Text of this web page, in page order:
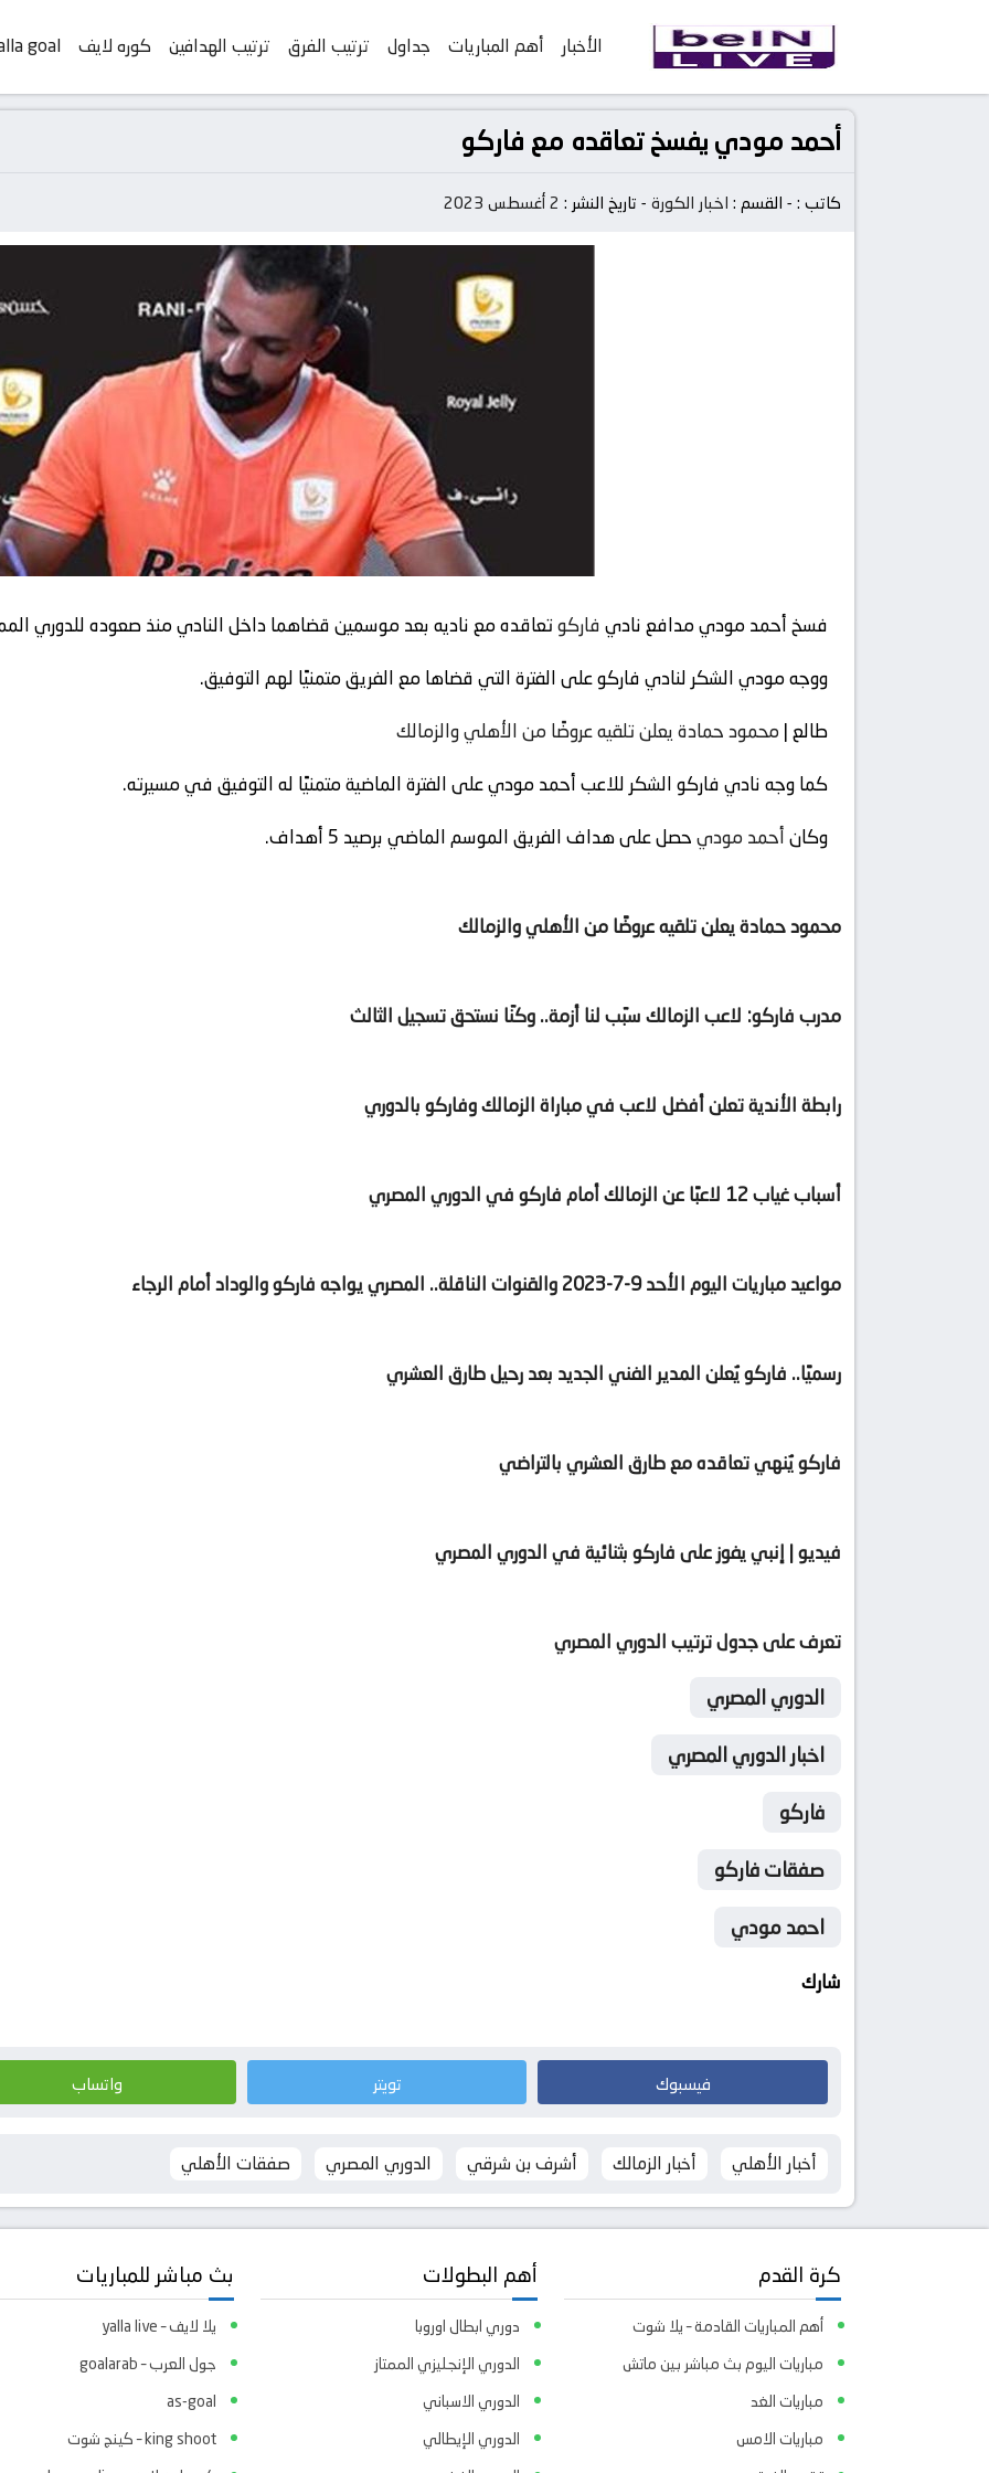
الأخبار أهم المباريات جداول ترتيب الفرق ترتيب الهدافين كوره لايف goal
أحمد مودي يفسخ تعاقده مع فاركو
كاتب : - القسم : اخبار الكورة - تاريخ النشر : 2 أغسطس 2023
فسخ أحمد مودي مدافع ناديفاركوتعاقده مع ناديه بعد موسمين قضاهما داخل النادي منذ صعوده للدوري
ووجه مودي الشكر لنادي فاركو على الفترة التي قضاها مع الفريق متمنيًا لهم التوفيق.
طالع | محمود حمادة يعلن تلقيه عروضًا من الأهلي والزمالك
كما وجه نادي فاركو الشكر للاعب أحمد مودي على الفترة الماضية متمنيًا له التوفيق في مسيرته.
وكانأحمد موديحصل على هداف الفريق الموسم الماضي برصيد 5 أهداف.
محمود حمادة يعلن تلقيه عروضًا من الأهلي والزمالك
مدرب فاركو: لاعب الزمالك سبّب لنا أزمة.. وكنّا نستحق تسجيل الثالث
رابطة الأندية تعلن أفضل لاعب في مباراة الزمالك وفاركو بالدوري
أسباب غياب 12 لاعبًا عن الزمالك أمام فاركو في الدوري المصري
مواعيد مباريات اليوم الأحد 9-7-2023 والقنوات الناقلة.. المصري يواجه فاركو والوداد أمام الرجاء
رسميًا.. فاركو يُعلن المدير الفني الجديد بعد رحيل طارق العشري
فاركو يُنهي تعاقده مع طارق العشري بالتراضي
فيديو | إنبي يفوز على فاركو بثنائية في الدوري المصري
تعرف على جدول ترتيب الدوري المصري
الدوري المصري
اخبار الدوري المصري
فاركو
صفقات فاركو
احمد مودي
شارك
فيسبوك تويتر واتساب
أخبار الأهلي أخبار الزمالك أشرف بن شرقي الدوري المصري صفقات الأهلي
كرة القدم
أهم المباريات القادمة – يلا شوت
مباريات اليوم بث مباشر بين ماتش
مباريات الغد
مباريات الامس
أهم البطولات
دوري ابطال اوروبا
الدوري الإنجليزي الممتاز
الدوري الاسباني
الدوري الإيطالي
بث مباشر للمباريات
يلا لايف – yalla live
جول العرب – goalarab
as-goal
king shoot – كينج شوت